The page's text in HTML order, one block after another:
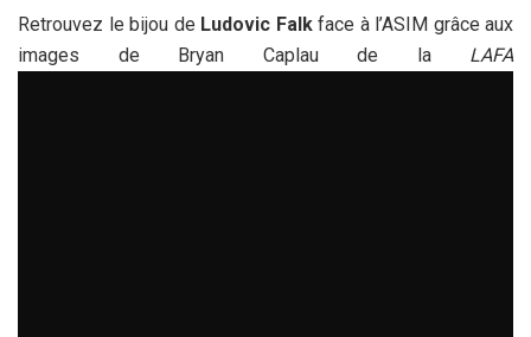
Retrouvez le bijou de Ludovic Falkface à l’ASIM grâce aux
images de Bryan Caplau de laLAFA